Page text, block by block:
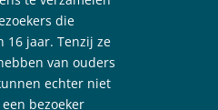
die
16 jaar. Tenzij ze
van ouders
echter niet
bezoeker